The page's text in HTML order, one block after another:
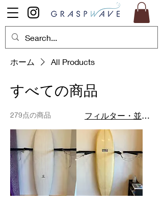
ホーム All Products
すべての商品
279点の商品 フィルター・並び替え